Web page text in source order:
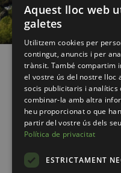
Aquest lloc web
galetes
Utilitzem cookies per
contingut, anuncis i per
trànsit. També compartim
el vostre ús del nostre lloc
socis publicitaris i analítics
combinar-la amb altra
heu proporcionat o que
partir del vostre ús dels
Política de privacitat
ESTRICTAMENT